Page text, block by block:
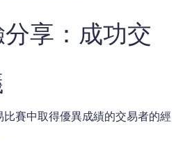
享：成功交
賽中取得優異成績的交易者的經